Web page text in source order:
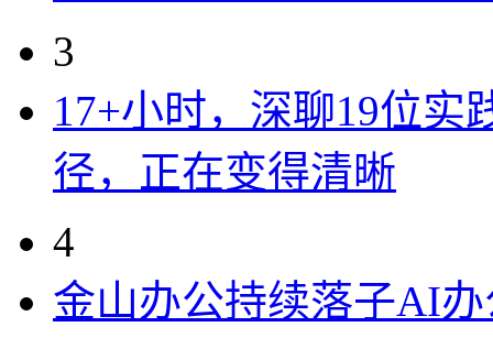
3
17+小时，深聊19位实
径，正在变得清晰
4
金山办公持续落子AI办